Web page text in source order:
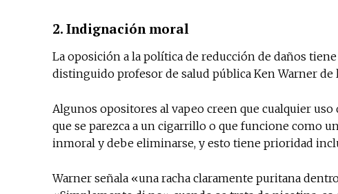
2. Indignación moral
La oposición a la política de reducción de daños
distinguido profesor de salud pública Ken Warner
Algunos opositores al vapeo creen que cualquier uso
que se parezca a un cigarrillo o que funcione como
inmoral y debe eliminarse, y esto tiene prioridad
Warner señala «una racha claramente puritana